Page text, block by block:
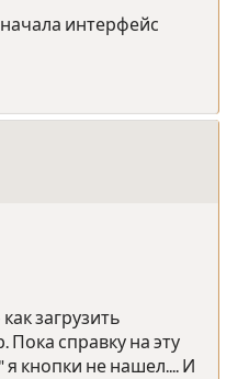
интерфейс
загрузить
Пока справку на эту
я кнопки не нашел.... И